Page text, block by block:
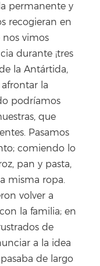
permanente y
recogieran en
nos vimos
durante ¡tres
la Antártida,
la
podríamos
que
Pasamos
comiendo lo
pan y pasta,
misma ropa.
volver a
la familia; en
de
a la idea
de largo